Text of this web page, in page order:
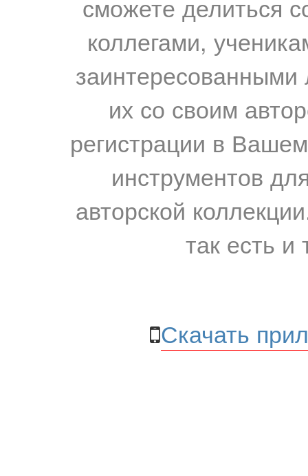
сможете делиться
коллегами,
их со своим
регистрации в
инструментов
авторской
так есть и
Скачать